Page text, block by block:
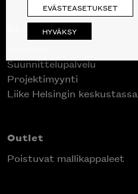
Skanno
Suunnittelupalvelu
Projektimyynti
Liike Helsingin keskustassa
Outlet
Poistuvat mallikappaleet
EVÄSTEASETUKSET
HYVÄKSY